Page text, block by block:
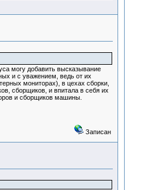
могу добавить высказывание
и с уважением, ведь от их
мониторах), в цехах сборки,
сборщиков, и впитала в себя их
и сборщиков машины.
Записан